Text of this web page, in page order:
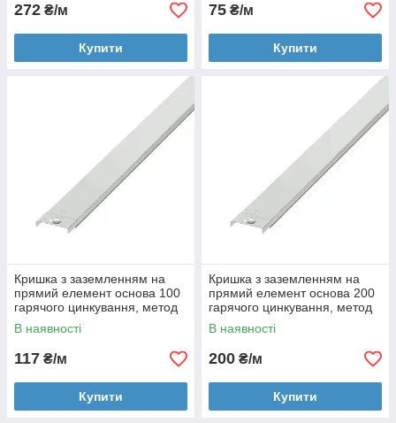
272 ₴/м
Купити
75 ₴/м
Купити
Кришка з заземленням на
прямий елемент основа 100
гарячого цинкування, метод
Сендзіміра, довжина 3000 мм
В наявності
117 ₴/м
Купити
Кришка з заземленням на
прямий елемент основа 200
гарячого цинкування, метод
Сендзіміра, довжина 3000 мм
В наявності
200 ₴/м
Купити